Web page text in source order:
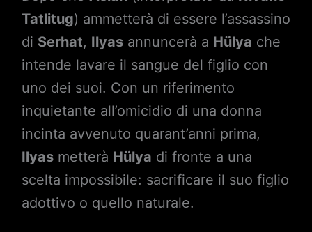
Tatlitug) ammetterà di essere l’assassino
di Serhat, Ilyasannuncerà a Hülya che
intende lavare il sangue del figlio con
uno dei suoi. Con un riferimento
inquietante all’omicidio di una donna
incinta avvenuto quarant’anni prima,
Ilyasmetterà Hülya di fronte a una
scelta impossibile: sacrificare il suo figlio
adottivo o quello naturale.